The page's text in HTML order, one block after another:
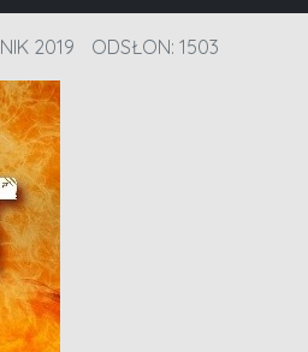
2019 ODSŁON: 1503